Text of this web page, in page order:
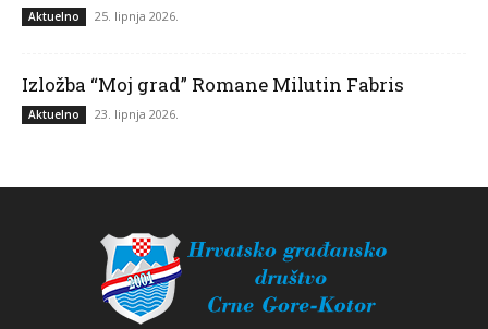
Aktuelno 25. lipnja 2026.
Izložba “Moj grad” Romane Milutin Fabris
Aktuelno 23. lipnja 2026.